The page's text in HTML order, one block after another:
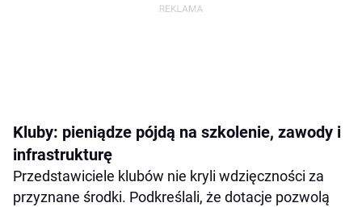
Kluby: pieniądze pójdą na szkolenie, zawody i
infrastrukturę
Przedstawiciele klubów nie kryli wdzięczności za
przyznane środki. Podkreślali, że dotacje pozwolą